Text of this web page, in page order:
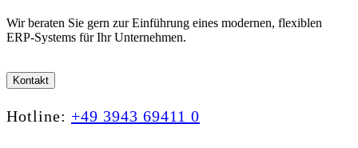
Wir beraten Sie gern zur Einführung eines modernen, flexiblen
ERP-Systems für Ihr Unternehmen.
Kontakt
Hotline: +49 3943 69411 0